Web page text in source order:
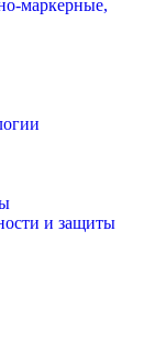
маркерные,
и защиты